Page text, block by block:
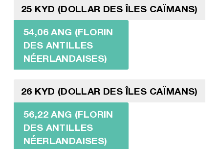
25 KYD (DOLLAR DES ÎLES CAÏMANS)
54,06 ANG (FLORIN
DES ANTILLES
NÉERLANDAISES)
26 KYD (DOLLAR DES ÎLES CAÏMANS)
56,22 ANG (FLORIN
DES ANTILLES
NÉERLANDAISES)